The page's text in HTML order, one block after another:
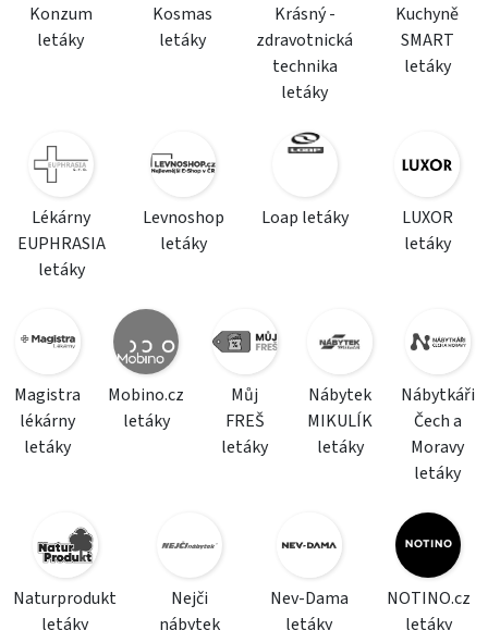
Konzum
letáky
Kosmas
letáky
Krásný -
zdravotnická
technika
letáky
Kuchyně
SMART
letáky
Lékárny
EUPHRASIA
letáky
Levnoshop
letáky
Loap letáky
LUXOR
letáky
Magistra
lékárny
letáky
Mobino.cz
letáky
Můj
FREŠ
letáky
Nábytek
MIKULÍK
letáky
Nábytkáři
Čech a
Moravy
letáky
Naturprodukt
letáky
Nejči
nábytek
Nev-Dama
letáky
NOTINO.cz
letáky